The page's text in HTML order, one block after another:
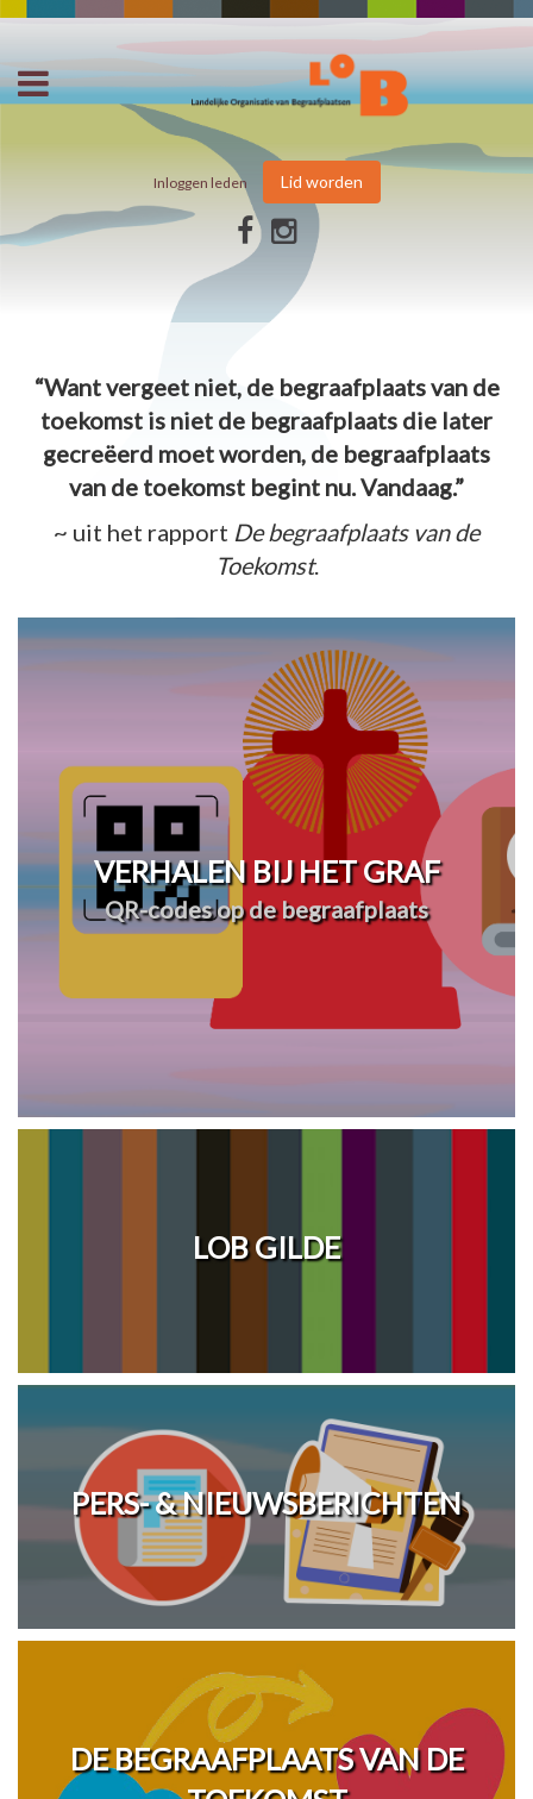
Inloggen leden Lid worden
“Want vergeet niet, de begraafplaats van de
toekomst is niet de begraafplaats die later
gecreëerd moet worden, de begraafplaats
van de toekomst begint nu. Vandaag.”
~ uit het rapport De begraafplaats van de
Toekomst.
VERHALEN BIJ HET GRAF
QR-codes op de begraafplaats
LOB GILDE
PERS- & NIEUWSBERICHTEN
DE BEGRAAFPLAATS VAN DE